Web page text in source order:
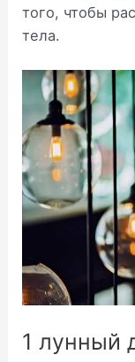
того, чтобы
тела.
1 лунный